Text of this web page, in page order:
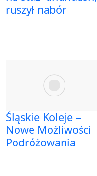
ruszył nabór
Śląskie Koleje –
Nowe Możliwości
Podróżowania